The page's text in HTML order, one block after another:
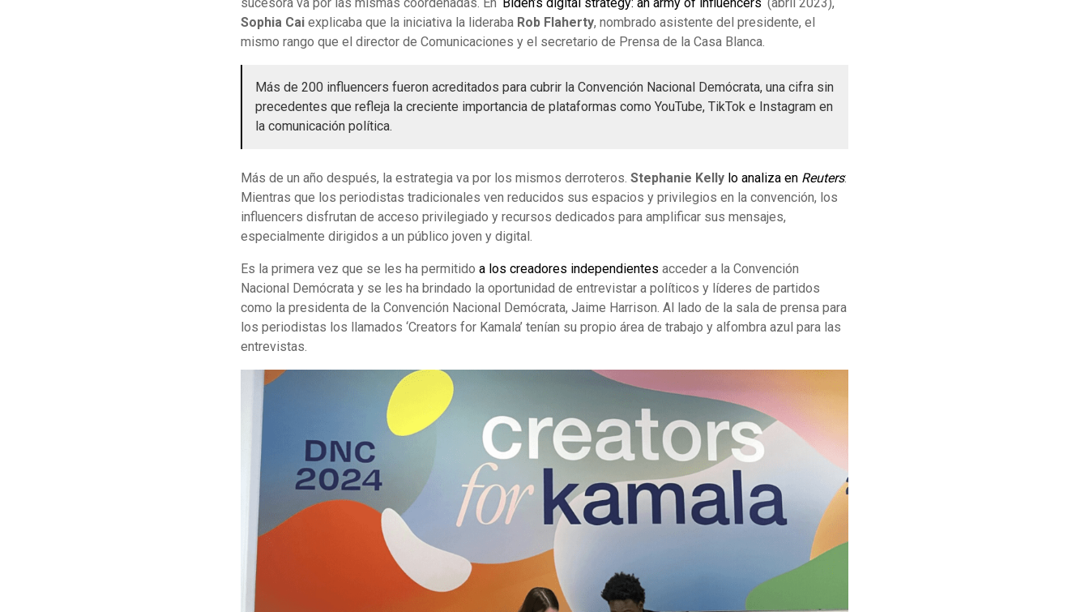
Sophia Cai explicaba que la iniciativa la lideraba Rob Flaherty, nombrado asistente del presidente, el
mismo rango que el director de Comunicaciones y el secretario de Prensa de la Casa Blanca.
Más de 200 influencers fueron acreditados para cubrir la Convención Nacional Demócrata, una cifra sin
precedentes que refleja la creciente importancia de plataformas como YouTube, TikTok e Instagram en
la comunicación política.
Más de un año después, la estrategia va por los mismos derroteros. Stephanie Kelly lo analiza en Reuters:
Mientras que los periodistas tradicionales ven reducidos sus espacios y privilegios en la convención, los
influencers disfrutan de acceso privilegiado y recursos dedicados para amplificar sus mensajes,
especialmente dirigidos a un público joven y digital.
Es la primera vez que se les ha permitido a los creadores independientes acceder a la Convención
Nacional Demócrata y se les ha brindado la oportunidad de entrevistar a políticos y líderes de partidos
como la presidenta de la Convención Nacional Demócrata, Jaime Harrison. Al lado de la sala de prensa para
los periodistas los llamados ‘Creators for Kamala’ tenían su propio área de trabajo y alfombra azul para las
entrevistas.